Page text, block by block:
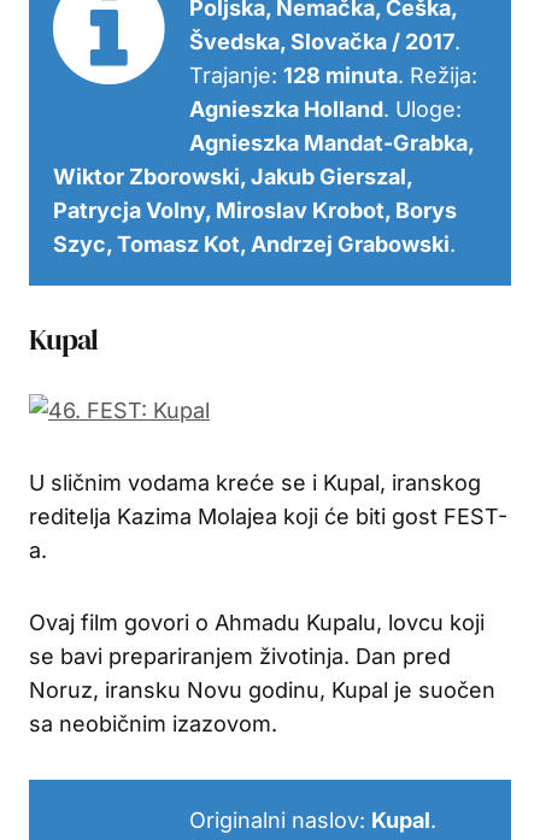
Poljska, Nemačka, Češka,
Švedska, Slovačka / 2017.
Trajanje: 128 minuta. Režija:
Agnieszka Holland. Uloge:
Agnieszka Mandat-Grabka,
Wiktor Zborowski, Jakub Gierszal,
Patrycja Volny, Miroslav Krobot, Borys
Szyc, Tomasz Kot, Andrzej Grabowski.
Kupal
U sličnim vodama kreće se i Kupal, iranskog
reditelja Kazima Molajea koji će biti gost FEST-
a.
Ovaj film govori o Ahmadu Kupalu, lovcu koji
se bavi prepariranjem životinja. Dan pred
Noruz, iransku Novu godinu, Kupal je suočen
sa neobičnim izazovom.
Originalni naslov: Kupal.